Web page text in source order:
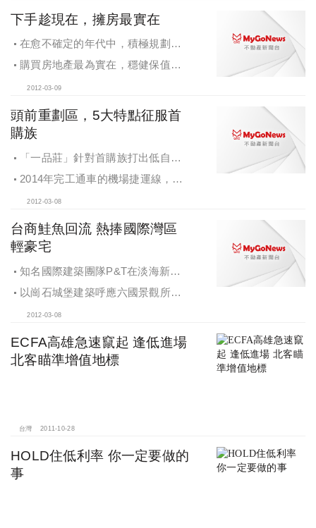
國際知名團隊P&T，為頂級生活加值
下手趁現在，擁房最實在
在愈不確定的年代中，積極規劃、
創造未來資產，仍舊是人生加值的必
購買房地產最為實在，穩健保值，
2012-03-09
頭前重劃區，5大特點征服首
購族
「一品莊」針對首購族打出低自備
款及工程期零付款的優惠條件
2014年完工通車的機場捷運線，將
起的漲勢
2012-03-08
台商鮭魚回流 熱捧國際灣區
輕豪宅
知名國際建築團隊P&T在淡海新市
鎮的首件作品，就是新古典風格建案
以崗石城堡建築呼應六國景觀所打
2012-03-08
ECFA高雄急速竄起 逢低進場
北客瞄準增值地標
台灣 2011-10-28
HOLD住低利率 你一定要做的
事